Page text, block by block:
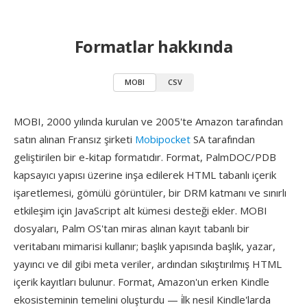
Formatlar hakkında
MOBI CSV
MOBI, 2000 yılında kurulan ve 2005'te Amazon tarafından
satın alınan Fransız şirketi Mobipocket SA tarafından
geliştirilen bir e-kitap formatıdır. Format, PalmDOC/PDB
kapsayıcı yapısı üzerine inşa edilerek HTML tabanlı içerik
işaretlemesi, gömülü görüntüler, bir DRM katmanı ve sınırlı
etkileşim için JavaScript alt kümesi desteği ekler. MOBI
dosyaları, Palm OS'tan miras alınan kayıt tabanlı bir
veritabanı mimarisi kullanır; başlık yapısında başlık, yazar,
yayıncı ve dil gibi meta veriler, ardından sıkıştırılmış HTML
içerik kayıtları bulunur. Format, Amazon'un erken Kindle
ekosisteminin temelini oluşturdu — i̇lk nesil Kindle'larda